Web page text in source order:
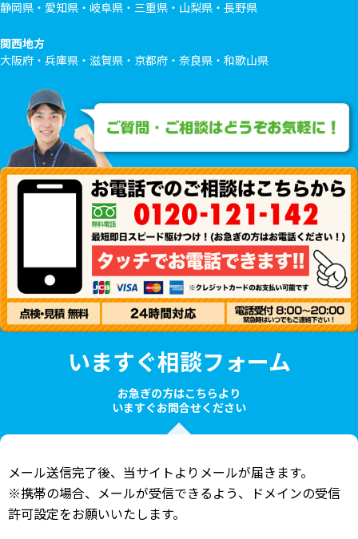
静岡県・愛知県・岐阜県・三重県・山梨県・長野県
関西地方
大阪府・兵庫県・滋賀県・京都府・奈良県・和歌山県
いますぐ相談フォーム
お急ぎの方はこちらより
いますぐお問合せください
メール送信完了後、当サイトよりメールが届きます。
※携帯の場合、メールが受信できるよう、ドメインの受信
許可設定をお願いいたします。